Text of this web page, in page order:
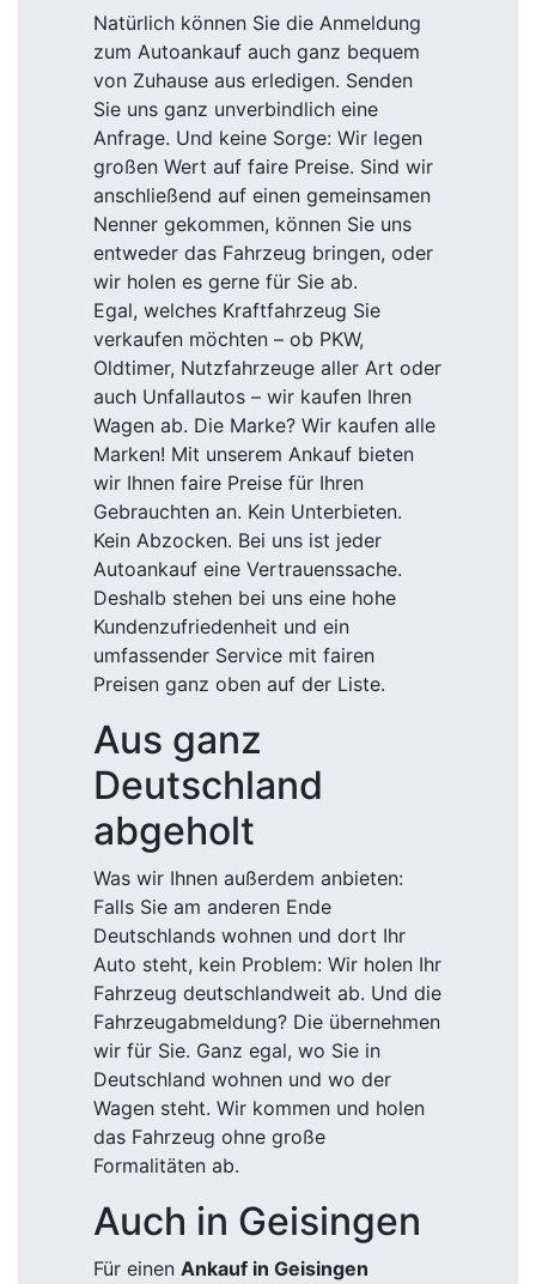
Natürlich können Sie die Anmeldung
zum Autoankauf auch ganz bequem
von Zuhause aus erledigen. Senden
Sie uns ganz unverbindlich eine
Anfrage. Und keine Sorge: Wir legen
großen Wert auf faire Preise. Sind wir
anschließend auf einen gemeinsamen
Nenner gekommen, können Sie uns
entweder das Fahrzeug bringen, oder
wir holen es gerne für Sie ab.
Egal, welches Kraftfahrzeug Sie
verkaufen möchten – ob PKW,
Oldtimer, Nutzfahrzeuge aller Art oder
auch Unfallautos – wir kaufen Ihren
Wagen ab. Die Marke? Wir kaufen alle
Marken! Mit unserem Ankauf bieten
wir Ihnen faire Preise für Ihren
Gebrauchten an. Kein Unterbieten.
Kein Abzocken. Bei uns ist jeder
Autoankauf eine Vertrauenssache.
Deshalb stehen bei uns eine hohe
Kundenzufriedenheit und ein
umfassender Service mit fairen
Preisen ganz oben auf der Liste.
Aus ganz
Deutschland
abgeholt
Was wir Ihnen außerdem anbieten:
Falls Sie am anderen Ende
Deutschlands wohnen und dort Ihr
Auto steht, kein Problem: Wir holen Ihr
Fahrzeug deutschlandweit ab. Und die
Fahrzeugabmeldung? Die übernehmen
wir für Sie. Ganz egal, wo Sie in
Deutschland wohnen und wo der
Wagen steht. Wir kommen und holen
das Fahrzeug ohne große
Formalitäten ab.
Auch in Geisingen
Für einen Ankauf in Geisingen